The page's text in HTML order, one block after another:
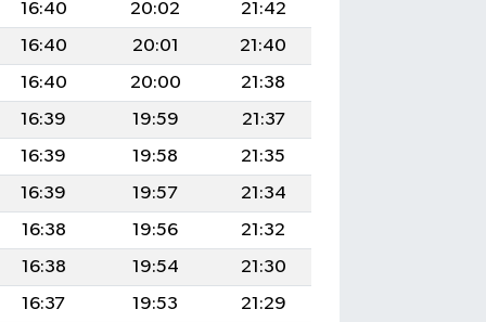
16:40 20:02
21:42
16:40
20:01
21:40
16:40
20:00
21:38
16:39
19:59
21:37
16:39
19:58
21:35
16:39
19:57
21:34
16:38
19:56
21:32
16:38
19:54
21:30
16:37
19:53
21:29